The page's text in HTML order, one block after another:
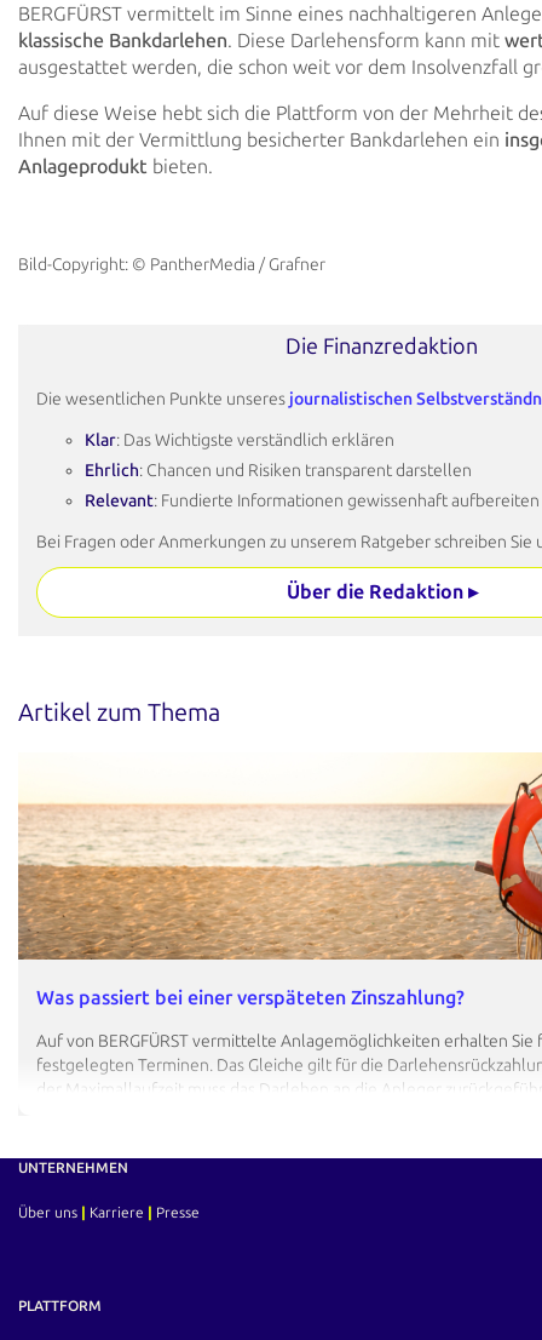
BERGFÜRST vermittelt im Sinne eines nachhaltigeren
klassische Bankdarlehen. Diese Darlehensform kann mit
ausgestattet werden, die schon weit vor dem Insolvenzfall
Auf diese Weise hebt sich die Plattform von der Mehrheit
Ihnen mit der Vermittlung besicherter Bankdarlehen ein
Anlageprodukt bieten.
Bild-Copyright: © PantherMedia / Grafner
Die Finanzredaktion
Die wesentlichen Punkte unseres journalistischen
Klar: Das Wichtigste verständlich erklären
Ehrlich: Chancen und Risiken transparent darstellen
Relevant: Fundierte Informationen gewissenhaft aufbereiten
Bei Fragen oder Anmerkungen zu unserem Ratgeber schreiben Sie
Über die Redaktion ▸
Artikel zum Thema
Was passiert bei einer verspäteten Zinszahlung?
Auf von BERGFÜRST vermittelte Anlagemöglichkeiten erhalten Sie
festgelegten Terminen. Das Gleiche gilt für die
der Maximallaufzeit muss das Darlehen an die Anleger
UNTERNEHMEN
Über uns | Karriere | Presse
PLATTFORM